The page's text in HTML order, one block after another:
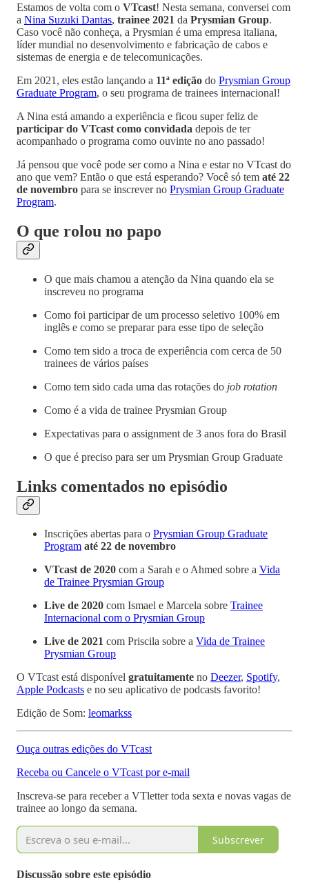
Estamos de volta com o VTcast! Nesta semana, conversei com
a Nina Suzuki Dantas, trainee 2021 da Prysmian Group.
Caso você não conheça, a Prysmian é uma empresa italiana,
líder mundial no desenvolvimento e fabricação de cabos e
sistemas de energia e de telecomunicações.
Em 2021, eles estão lançando a 11ª edição do Prysmian Group
Graduate Program, o seu programa de trainees internacional!
A Nina está amando a experiência e ficou super feliz de
participar do VTcast como convidada depois de ter
acompanhado o programa como ouvinte no ano passado!
Já pensou que você pode ser como a Nina e estar no VTcast do
ano que vem? Então o que está esperando? Você só tem até 22
de novembro para se inscrever no Prysmian Group Graduate
Program.
O que rolou no papo
O que mais chamou a atenção da Nina quando ela se
inscreveu no programa
Como foi participar de um processo seletivo 100% em
inglês e como se preparar para esse tipo de seleção
Como tem sido a troca de experiência com cerca de 50
trainees de vários países
Como tem sido cada uma das rotações do job rotation
Como é a vida de trainee Prysmian Group
Expectativas para o assignment de 3 anos fora do Brasil
O que é preciso para ser um Prysmian Group Graduate
Links comentados no episódio
Inscrições abertas para o Prysmian Group Graduate
Program até 22 de novembro
VTcast de 2020 com a Sarah e o Ahmed sobre a Vida
de Trainee Prysmian Group
Live de 2020 com Ismael e Marcela sobre Trainee
Internacional com o Prysmian Group
Live de 2021 com Priscila sobre a Vida de Trainee
Prysmian Group
O VTcast está disponível gratuitamente no Deezer, Spotify,
Apple Podcasts e no seu aplicativo de podcasts favorito!
Edição de Som: leomarkss
Ouça outras edições do VTcast
Receba ou Cancele o VTcast por e-mail
Inscreva-se para receber a VTletter toda sexta e novas vagas de
trainee ao longo da semana.
Subscrever
Discussão sobre este episódio